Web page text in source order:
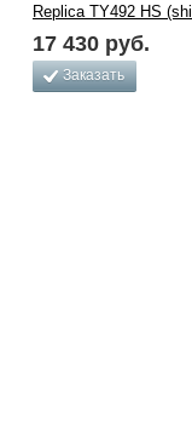
Replica TY492 HS
17 430 руб.
Заказать